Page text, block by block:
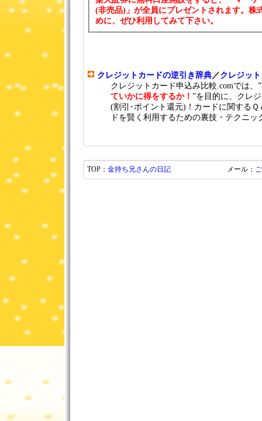
(非売品)」が全員にプレゼントされます。株
めに、ぜひ利用してみて下さい。
クレジットカードの逆引き辞典／クレジッ
クレジットカード申込み比較.comでは、”
ていかに得をするか！ ”を目的に、クレ
(割引･ポイント還元)！カードに関する
ドを賢く利用するための裏技・テクニッ
TOP： 金持ち兄さんの日記 メール：